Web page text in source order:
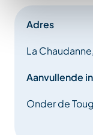
Adres
La
Aanvullende
Onder de